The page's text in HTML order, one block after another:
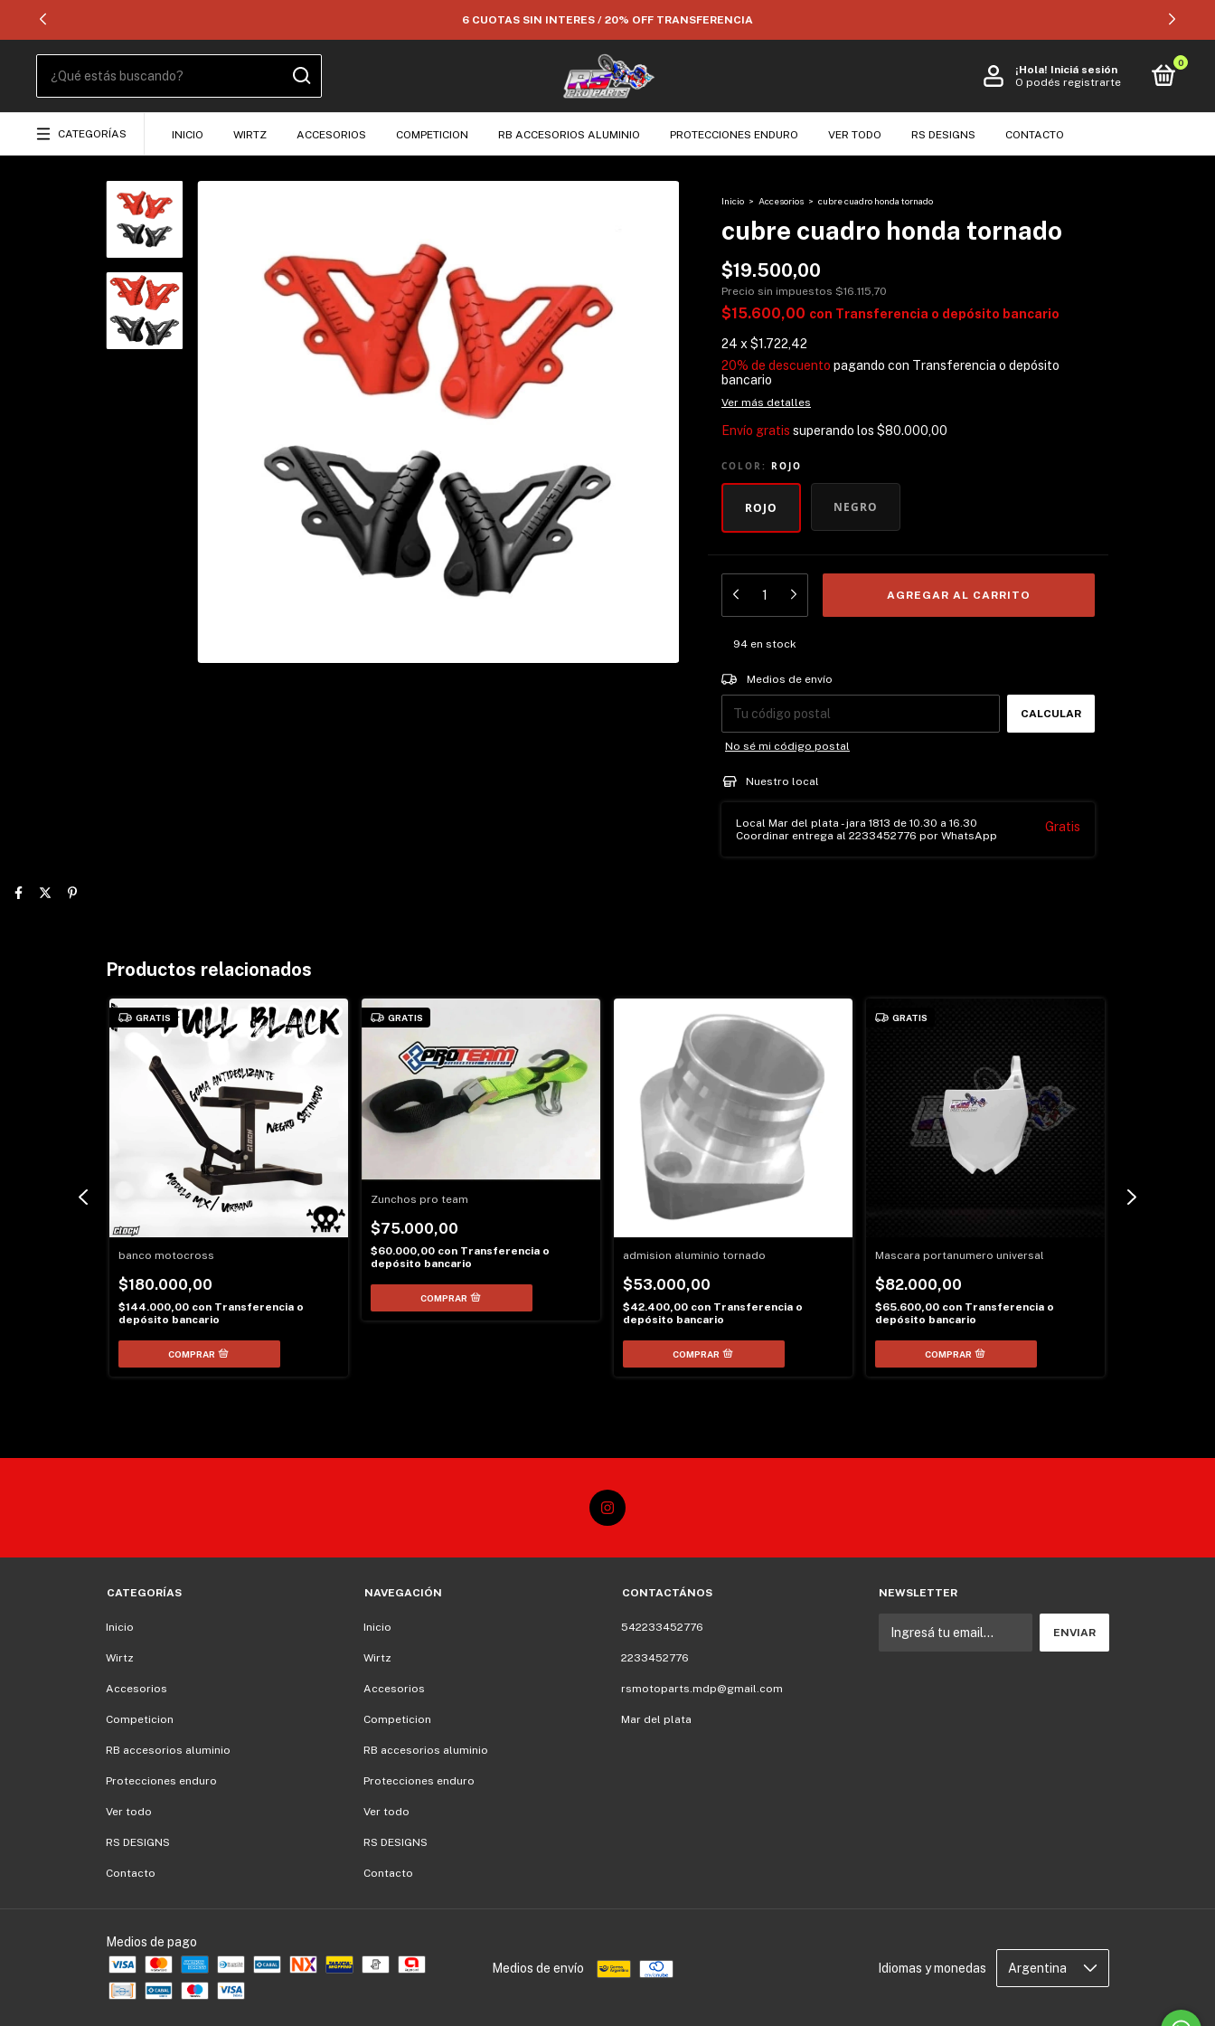
6 CUOTAS SIN INTERES / 20% OFF TRANSFERENCIA
¡Hola! Iniciá sesión
O podés registrarte
0
CATEGORÍAS INICIO WIRTZ ACCESORIOS COMPETICION RB ACCESORIOS ALUMINIO PROTECCIONES ENDURO VER TODO RS DESIGNS CONTACTO
Inicio > Accesorios > cubre cuadro honda tornado
cubre cuadro honda tornado
$19.500,00
Precio sin impuestos $16.115,70
$15.600,00 con Transferencia o depósito bancario
24 x $1.722,42
20% de descuento pagando con Transferencia o depósito
bancario
Ver más detalles
Envío gratis superando los $80.000,00
COLOR: ROJO
ROJO NEGRO
94en stock
Entregas para el CP:
Medios de envío
CALCULAR
No sé mi código postal
Nuestro local
Local Mar del plata - jara 1813 de 10.30 a 16.30
Coordinar entrega al 2233452776 por WhatsApp
Gratis
Productos relacionados
GRATIS
banco motocross
$180.000,00
$144.000,00 con Transferencia o
depósito bancario
GRATIS
Zunchos pro team
$75.000,00
$60.000,00 con Transferencia o
depósito bancario
admision aluminio tornado
$53.000,00
$42.400,00 con Transferencia o
depósito bancario
GRATIS
Mascara portanumero universal
$82.000,00
$65.600,00 con Transferencia o
depósito bancario
CATEGORÍAS
Inicio
Wirtz
Accesorios
Competicion
RB accesorios aluminio
Protecciones enduro
Ver todo
RS DESIGNS
Contacto
NAVEGACIÓN
Inicio
Wirtz
Accesorios
Competicion
RB accesorios aluminio
Protecciones enduro
Ver todo
RS DESIGNS
Contacto
CONTACTÁNOS
542233452776
2233452776
rsmotoparts.mdp@gmail.com
Mar del plata
NEWSLETTER
Medios de pago
Medios de envío
Idiomas y monedas